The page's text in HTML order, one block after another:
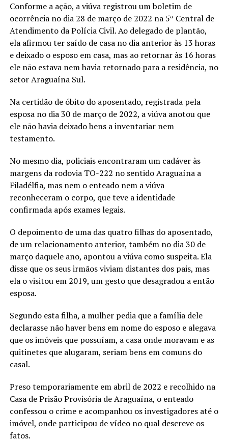
Conforme a ação, a viúva registrou um boletim de
ocorrência no dia 28 de março de 2022 na 5ª Central de
Atendimento da Polícia Civil. Ao delegado de plantão,
ela afirmou ter saído de casa no dia anterior às 13 horas
e deixado o esposo em casa, mas ao retornar às 16 horas
ele não estava nem havia retornado para a residência, no
setor Araguaína Sul.
Na certidão de óbito do aposentado, registrada pela
esposa no dia 30 de março de 2022, a viúva anotou que
ele não havia deixado bens a inventariar nem
testamento.
No mesmo dia, policiais encontraram um cadáver às
margens da rodovia TO-222 no sentido Araguaína a
Filadélfia, mas nem o enteado nem a viúva
reconheceram o corpo, que teve a identidade
confirmada após exames legais.
O depoimento de uma das quatro filhas do aposentado,
de um relacionamento anterior, também no dia 30 de
março daquele ano, apontou a viúva como suspeita. Ela
disse que os seus irmãos viviam distantes dos pais, mas
ela o visitou em 2019, um gesto que desagradou a então
esposa.
Segundo esta filha, a mulher pedia que a família dele
declarasse não haver bens em nome do esposo e alegava
que os imóveis que possuíam, a casa onde moravam e as
quitinetes que alugaram, seriam bens em comuns do
casal.
Preso temporariamente em abril de 2022 e recolhido na
Casa de Prisão Provisória de Araguaína, o enteado
confessou o crime e acompanhou os investigadores até o
imóvel, onde participou de vídeo no qual descreve os
fatos.